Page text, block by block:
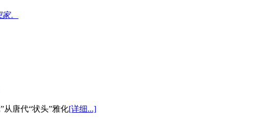
。
从唐代“状头”雅化[详细...]